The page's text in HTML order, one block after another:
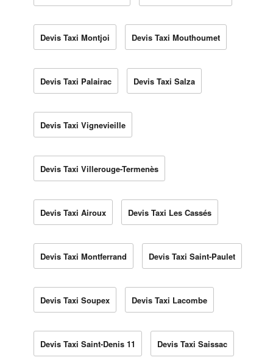
Devis Taxi Montjoi Devis Taxi Mouthoumet
Devis Taxi Palairac Devis Taxi Salza
Devis Taxi Vignevieille
Devis Taxi Villerouge-Termenès
Devis Taxi Airoux Devis Taxi Les Cassés
Devis Taxi Montferrand Devis Taxi Saint-Paulet
Devis Taxi Soupex Devis Taxi Lacombe
Devis Taxi Saint-Denis 11 Devis Taxi Saissac